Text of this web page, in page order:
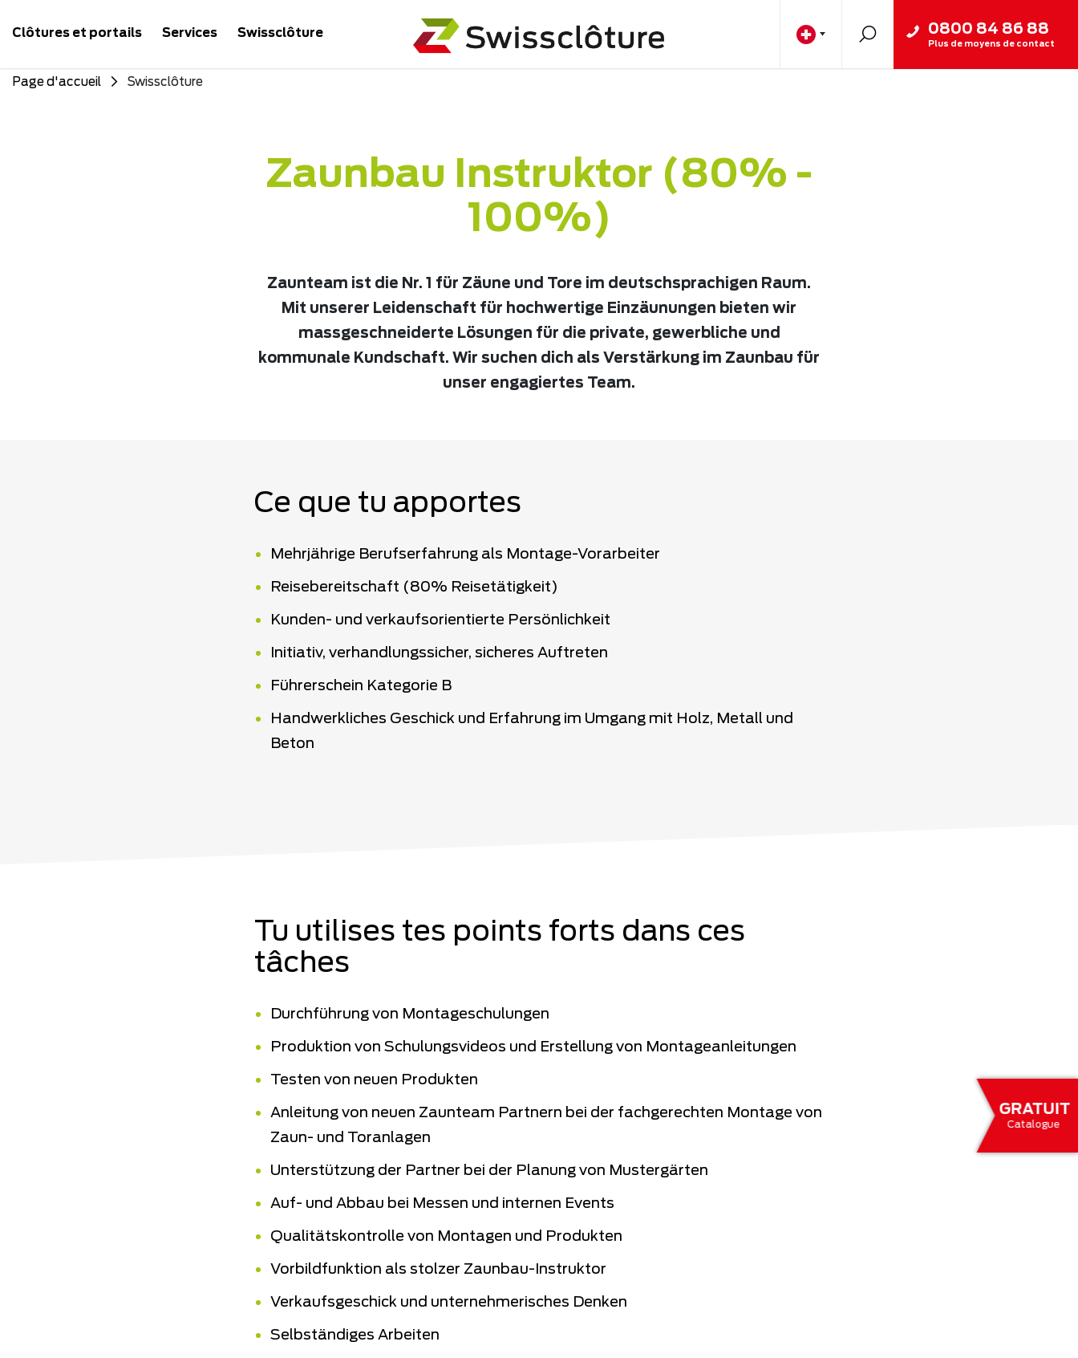
GRATUIT
Catalogue
Clôtures et portails Services Swissclôture 0800 84 86 88
Plus de moyens de contact
Page d'accueil Swissclôture
Zaunbau Instruktor (80% -
100%)
Zaunteam ist die Nr. 1 für Zäune und Tore im deutschsprachigen Raum.
Mit unserer Leidenschaft für hochwertige Einzäunungen bieten wir
massgeschneiderte Lösungen für die private, gewerbliche und
kommunale Kundschaft. Wir suchen dich als Verstärkung im Zaunbau für
unser engagiertes Team.
Ce que tu apportes
Mehrjährige Berufserfahrung als Montage-Vorarbeiter
Reisebereitschaft (80% Reisetätigkeit)
Kunden- und verkaufsorientierte Persönlichkeit
Initiativ, verhandlungssicher, sicheres Auftreten
Führerschein Kategorie B
Handwerkliches Geschick und Erfahrung im Umgang mit Holz, Metall und
Beton
Tu utilises tes points forts dans ces
tâches
Durchführung von Montageschulungen
Produktion von Schulungsvideos und Erstellung von Montageanleitungen
Testen von neuen Produkten
Anleitung von neuen Zaunteam Partnern bei der fachgerechten Montage von
Zaun- und Toranlagen
Unterstützung der Partner bei der Planung von Mustergärten
Auf- und Abbau bei Messen und internen Events
Qualitätskontrolle von Montagen und Produkten
Vorbildfunktion als stolzer Zaunbau-Instruktor
Verkaufsgeschick und unternehmerisches Denken
Selbständiges Arbeiten